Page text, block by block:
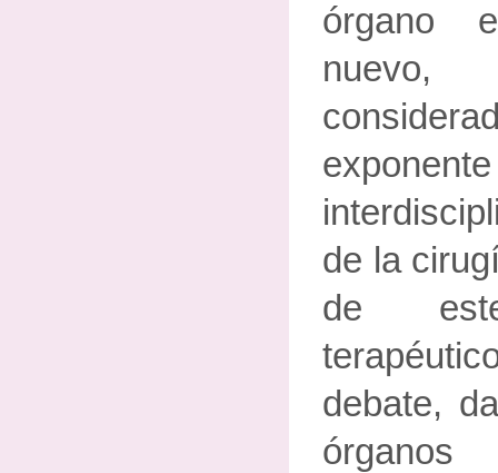
órgano
de la
de este
debate,